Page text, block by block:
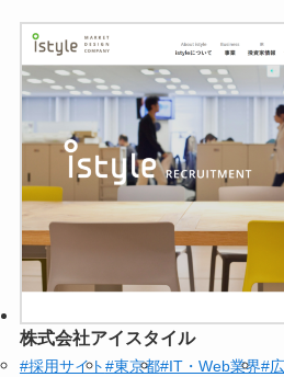
株式会社アイスタイル
#採用サイト#東京都#IT・Web業界#